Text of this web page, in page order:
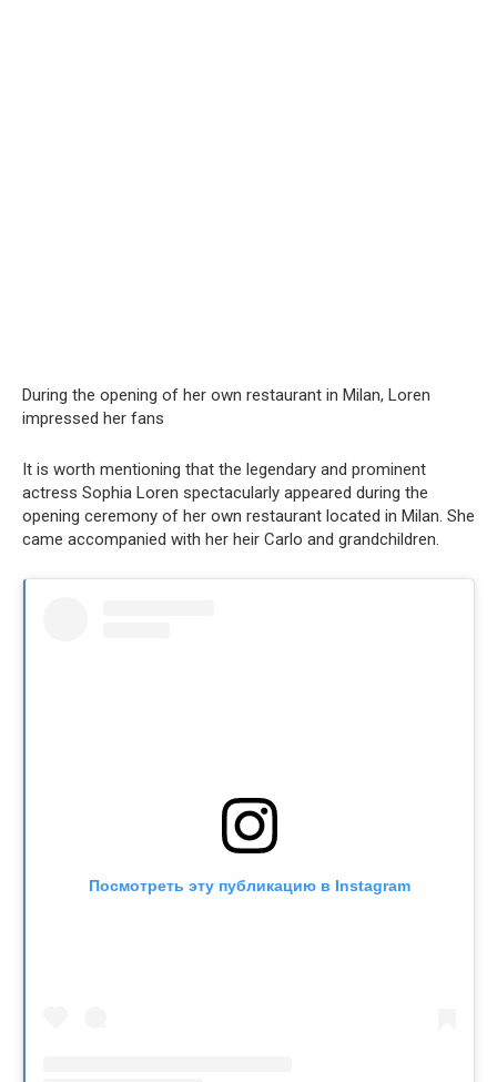
During the opening of her own restaurant in Milan, Loren
impressed her fans
It is worth mentioning that the legendary and prominent
actress Sophia Loren spectacularly appeared during the
opening ceremony of her own restaurant located in Milan. She
came accompanied with her heir Carlo and grandchildren.
Посмотреть эту публикацию в Instagram